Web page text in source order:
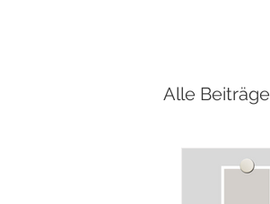
Alle Beiträge